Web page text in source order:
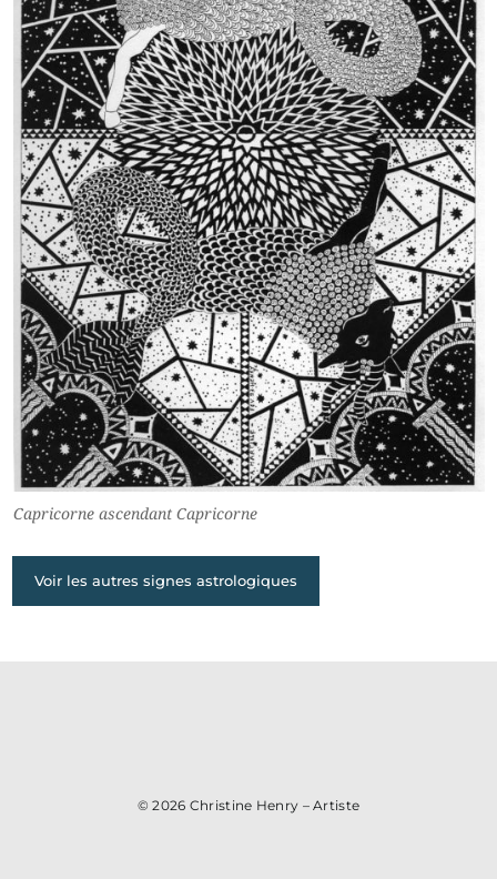
Capricorne ascendant Capricorne
Voir les autres signes astrologiques
© 2026 Christine Henry – Artiste